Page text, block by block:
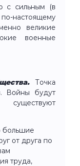
с сильным (в
настоящему
великие
военные
Точка
Войны будут
большие
от друга по
труда,